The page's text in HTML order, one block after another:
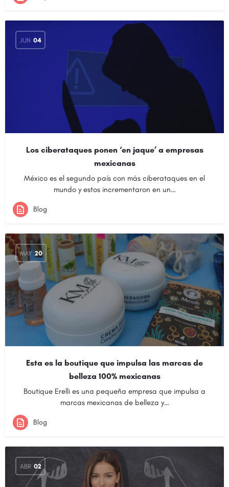
JUN 04
Los ciberataques ponen ‘en jaque’ a empresas
mexicanas
México es el segundo país con más ciberataques en el
mundo y estos incrementaron en un…
Blog
MAY 20
Esta es la boutique que impulsa las marcas de
belleza 100% mexicanas
Boutique Erelli es una pequeña empresa que impulsa a
marcas mexicanas de belleza y…
Blog
ABR 02